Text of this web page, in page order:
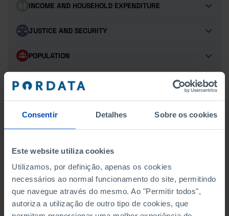
Consentir Detalhes Sobre os cookies
Este website utiliza cookies
Utilizamos, por definição, apenas os cookies
necessários ao normal funcionamento do site, permitindo
que navegue através do mesmo. Ao "Permitir todos",
autoriza a utilização de outro tipo de cookies, que
INCOME AND HOUSEHOLD EXPENDITURE
JUSTICE AND SECURITY
POPULATION
SCIENCE, TECHNOLOGY AND INFORMATION SOCIETY
TOURISM
TRANSPORT
PRODUCTION AND VALUE CREATION